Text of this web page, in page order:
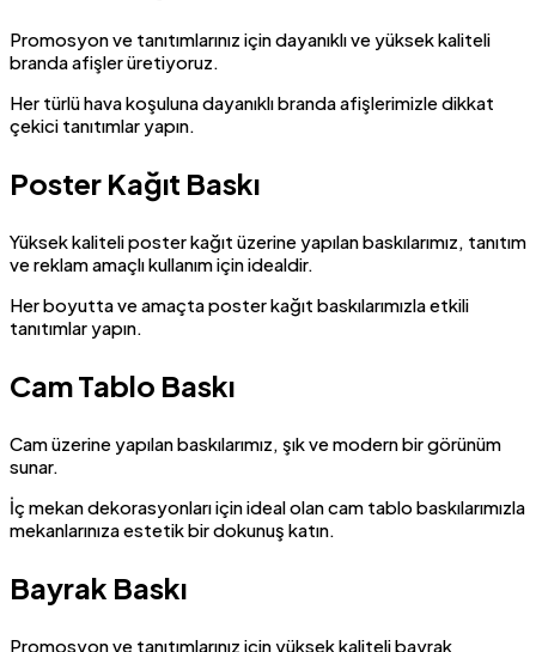
Promosyon ve tanıtımlarınız için dayanıklı ve yüksek kaliteli
branda afişler üretiyoruz.
Her türlü hava koşuluna dayanıklı branda afişlerimizle dikkat
çekici tanıtımlar yapın.
Poster Kağıt Baskı
Yüksek kaliteli poster kağıt üzerine yapılan baskılarımız, tanıtım
ve reklam amaçlı kullanım için idealdir.
Her boyutta ve amaçta poster kağıt baskılarımızla etkili
tanıtımlar yapın.
Cam Tablo Baskı
Cam üzerine yapılan baskılarımız, şık ve modern bir görünüm
sunar.
İç mekan dekorasyonları için ideal olan cam tablo baskılarımızla
mekanlarınıza estetik bir dokunuş katın.
Bayrak Baskı
Promosyon ve tanıtımlarınız için yüksek kaliteli bayrak